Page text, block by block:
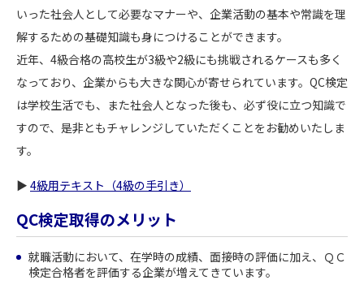
いった社会人として必要なマナーや、企業活動の基本や常識を理
解するための基礎知識も身につけることができます。
近年、4級合格の高校生が3級や2級にも挑戦されるケースも多く
なっており、企業からも大きな関心が寄せられています。QC検定
は学校生活でも、また社会人となった後も、必ず役に立つ知識で
すので、是非ともチャレンジしていただくことをお勧めいたしま
す。
▶ 4級用テキスト（4級の手引き）
QC検定取得のメリット
就職活動において、在学時の成績、面接時の評価に加え、ＱＣ
検定合格者を評価する企業が増えてきています。